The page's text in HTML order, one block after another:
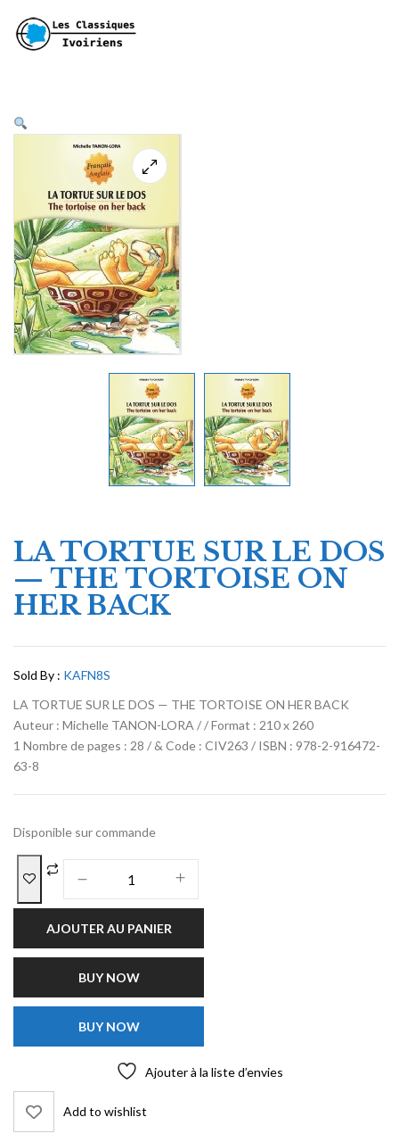
LA TORTUE SUR LE DOS
— THE TORTOISE ON
HER BACK
Sold By : KAFN8S
LA TORTUE SUR LE DOS — THE TORTOISE ON HER BACK
Auteur : Michelle TANON-LORA / / Format : 210 x 260
1 Nombre de pages : 28 / & Code : CIV263 / ISBN : 978-2-916472-
63-8
Disponible sur commande
AJOUTER AU PANIER
BUY NOW
BUY NOW
Ajouter à la liste d’envies
Add to wishlist